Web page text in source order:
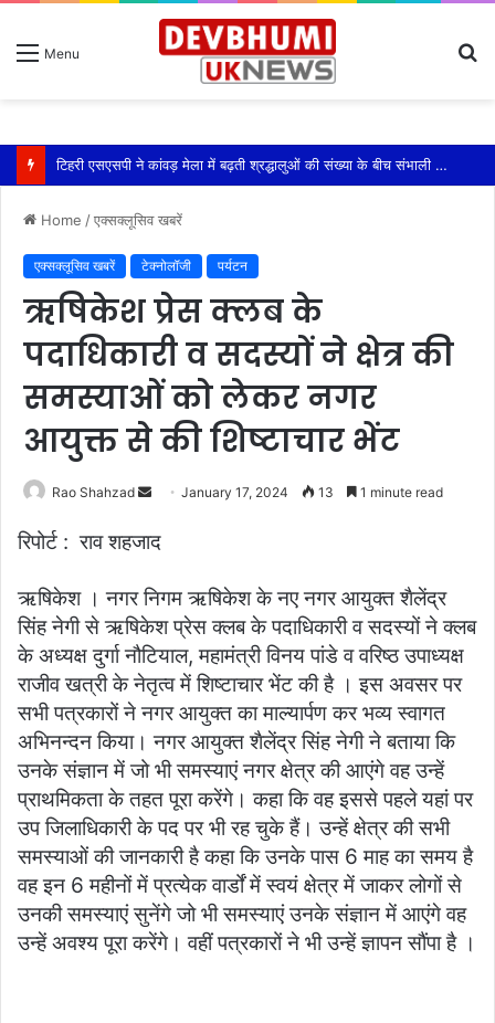
Menu
टिहरी एसएसपी ने कांवड़ मेला में बढ़ती श्रद्धालुओं की संख्या के बीच संभाली यातायात की कमान
Home /एक्सक्लूसिव खबरें
एक्सक्लूसिव खबरें टेक्नोलॉजी पर्यटन
ऋषिकेश प्रेस क्लब के
पदाधिकारी व सदस्यों ने क्षेत्र की
समस्याओं को लेकर नगर
आयुक्त से की शिष्टाचार भेंट
Rao Shahzad
Send
email
January 17, 2024 13 1 minute read
रिपोर्ट : राव शहजाद
ऋषिकेश । नगर निगम ऋषिकेश के नए नगर आयुक्त शैलेंद्र
सिंह नेगी से ऋषिकेश प्रेस क्लब के पदाधिकारी व सदस्यों ने क्लब
के अध्यक्ष दुर्गा नौटियाल, महामंत्री विनय पांडे व वरिष्ठ उपाध्यक्ष
राजीव खत्री के नेतृत्व में शिष्टाचार भेंट की है । इस अवसर पर
सभी पत्रकारों ने नगर आयुक्त का माल्यार्पण कर भव्य स्वागत
अभिनन्दन किया। नगर आयुक्त शैलेंद्र सिंह नेगी ने बताया कि
उनके संज्ञान में जो भी समस्याएं नगर क्षेत्र की आएंगे वह उन्हें
प्राथमिकता के तहत पूरा करेंगे। कहा कि वह इससे पहले यहां पर
उप जिलाधिकारी के पद पर भी रह चुके हैं। उन्हें क्षेत्र की सभी
समस्याओं की जानकारी है कहा कि उनके पास 6 माह का समय है
वह इन 6 महीनों में प्रत्येक वार्डों में स्वयं क्षेत्र में जाकर लोगों से
उनकी समस्याएं सुनेंगे जो भी समस्याएं उनके संज्ञान में आएंगे वह
उन्हें अवश्य पूरा करेंगे। वहीं पत्रकारों ने भी उन्हें ज्ञापन सौंपा है ।